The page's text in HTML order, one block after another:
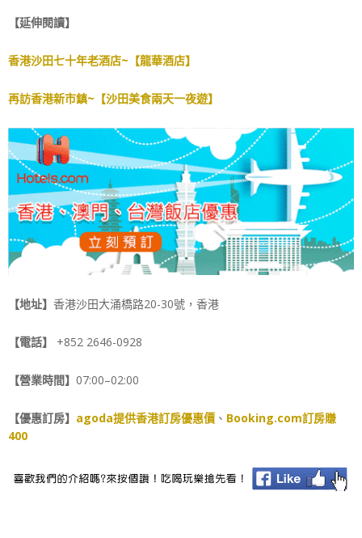
【延伸閱讀】
香港沙田七十年老酒店~【龍華酒店】
再訪香港新市鎮~【沙田美食兩天一夜遊】
【地址】 香港沙田大涌橋路20-30號，香港
【電話】 +852 2646-0928
【營業時間】 07:00–02:00
【優惠訂房】 agoda提供香港訂房優惠價 、 Booking.com訂房賺
400